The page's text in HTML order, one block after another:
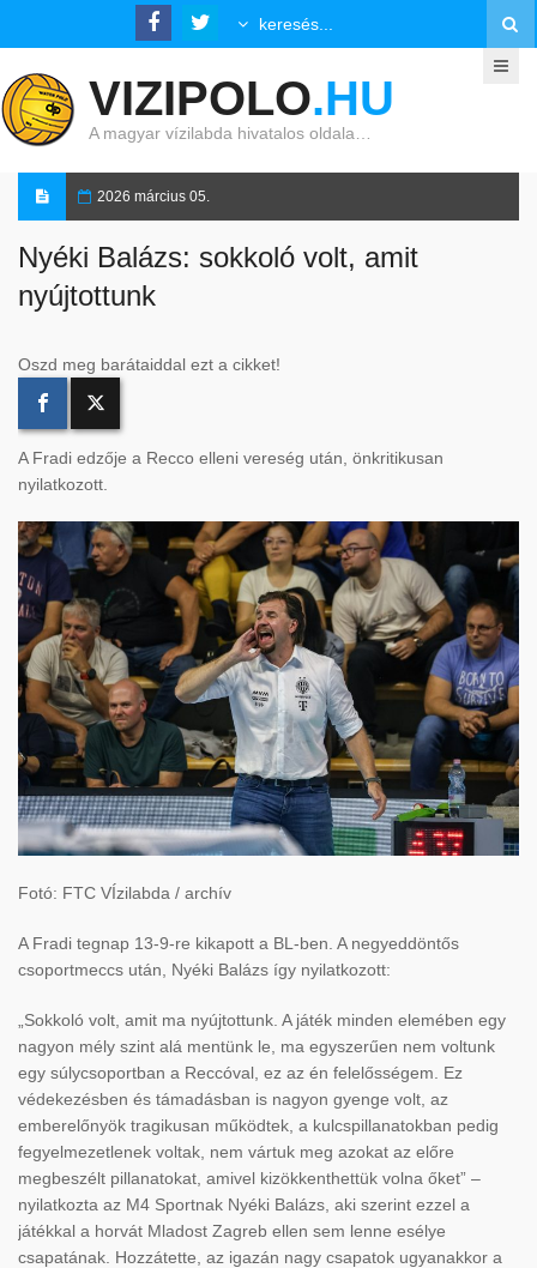
VIZIPOLO.HU
A magyar vízilabda hivatalos oldala…
2026 március 05.
Nyéki Balázs: sokkoló volt, amit
nyújtottunk
Oszd meg barátaiddal ezt a cikket!
A Fradi edzője a Recco elleni vereség után, önkritikusan
nyilatkozott.
Fotó: FTC VÍzilabda / archív
A Fradi tegnap 13-9-re kikapott a BL-ben. A negyeddöntős
csoportmeccs után, Nyéki Balázs így nyilatkozott:
„Sokkoló volt, amit ma nyújtottunk. A játék minden elemében egy
nagyon mély szint alá mentünk le, ma egyszerűen nem voltunk
egy súlycsoportban a Reccóval, ez az én felelősségem. Ez
védekezésben és támadásban is nagyon gyenge volt, az
emberelőnyök tragikusan működtek, a kulcspillanatokban pedig
fegyelmezetlenek voltak, nem vártuk meg azokat az előre
megbeszélt pillanatokat, amivel kizökkenthettük volna őket” –
nyilatkozta az M4 Sportnak Nyéki Balázs, aki szerint ezzel a
játékkal a horvát Mladost Zagreb ellen sem lenne esélye
csapatának. Hozzátette, az igazán nagy csapatok ugyanakkor a